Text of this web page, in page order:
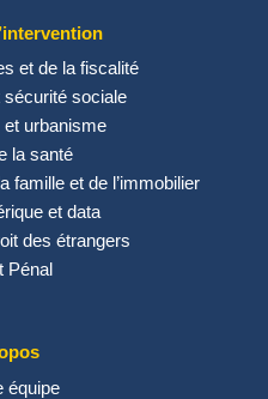
et de la fiscalité
sociale
et urbanisme
la santé
famille et de l’immobilier
et data
des étrangers
Pénal
équipe